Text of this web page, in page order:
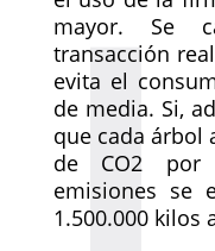
mayor. Se
transacción
evita el
de media. Si,
que cada árbol
de CO2 por
emisiones se
1.500.000 kilos